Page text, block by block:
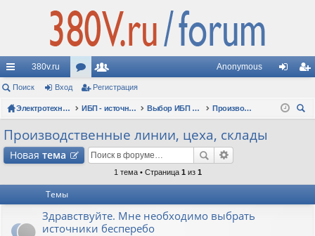
с
ы
лк
380v.ru
ор
ум
ол
ьз
ат
Anonymous
д ис
Поиск Вход Регистрация
Электротехнические форумы ИБП - источники бесперебойного питания Выбор ИБП по сфере применения (рекомендации, советы, опыт эксплуатации)
Производственные линии, цеха, склады
Производственные линии, цеха, склады
Новая тема
1 тема • Страница 1 из 1
Темы
Здравствуйте. Мне необходимо выбрать
источники бесперебо